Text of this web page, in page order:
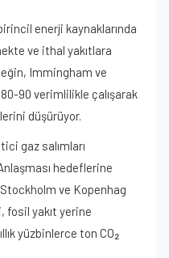
enerji kaynaklarında
ve ithal yakıtlara
Immingham ve
90 verimlilikle çalışarak
düşürüyor.
gaz salımları
hedeflerine
ve Kopenhag
fosil yakıt yerine
yüzbinlerce ton CO₂